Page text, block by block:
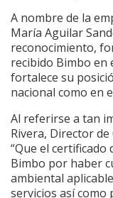
A nombre de la
María Aguilar
reconocimiento,
recibido Bimbo en
fortalece su
nacional como en
Al referirse a tan
Rivera, Director
“Que el
Bimbo por haber
ambiental
servicios así como